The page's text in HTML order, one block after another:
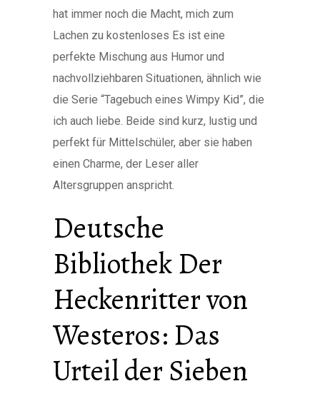
hat immer noch die Macht, mich zum
Lachen zu kostenloses Es ist eine
perfekte Mischung aus Humor und
nachvollziehbaren Situationen, ähnlich wie
die Serie “Tagebuch eines Wimpy Kid”, die
ich auch liebe. Beide sind kurz, lustig und
perfekt für Mittelschüler, aber sie haben
einen Charme, der Leser aller
Altersgruppen anspricht.
Deutsche
Bibliothek Der
Heckenritter von
Westeros: Das
Urteil der Sieben